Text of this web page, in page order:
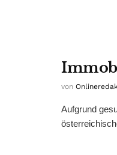
von
Aufgrund